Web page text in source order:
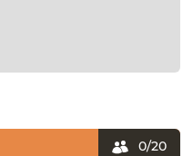
0/20